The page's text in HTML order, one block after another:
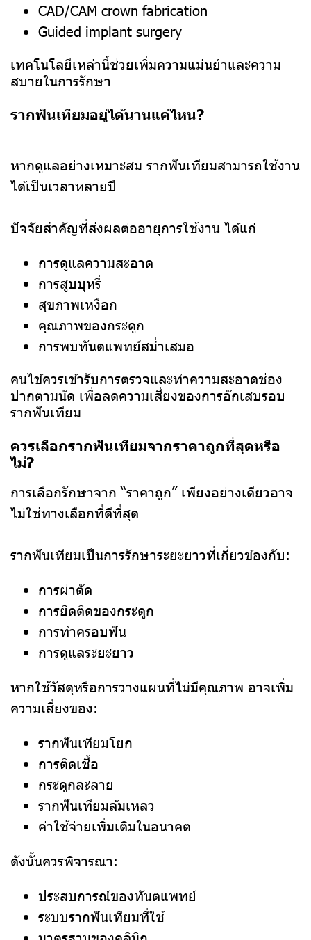
CAD/CAM crown fabrication
Guided implant surgery
เทคโนโลยีเหล่านี้ช่วยเพิ่มความแม่นยำและความ
สบายในการรักษา
รากฟันเทียมอยู่ได้นานแค่ไหน?
หากดูแลอย่างเหมาะสม รากฟันเทียมสามารถใช้งาน
ได้เป็นเวลาหลายปี
ปัจจัยสำคัญที่ส่งผลต่ออายุการใช้งาน ได้แก่
การดูแลความสะอาด
การสูบบุหรี่
สุขภาพเหงือก
คุณภาพของกระดูก
การพบทันตแพทย์สม่ำเสมอ
คนไข้ควรเข้ารับการตรวจและทำความสะอาดช่อง
ปากตามนัด เพื่อลดความเสี่ยงของการอักเสบรอบ
รากฟันเทียม
ควรเลือกรากฟันเทียมจากราคาถูกที่สุดหรือ
ไม่?
การเลือกรักษาจาก “ราคาถูก” เพียงอย่างเดียวอาจ
ไม่ใช่ทางเลือกที่ดีที่สุด
รากฟันเทียมเป็นการรักษาระยะยาวที่เกี่ยวข้องกับ:
การผ่าตัด
การยึดติดของกระดูก
การทำครอบฟัน
การดูแลระยะยาว
หากใช้วัสดุหรือการวางแผนที่ไม่มีคุณภาพ อาจเพิ่ม
ความเสี่ยงของ:
รากฟันเทียมโยก
การติดเชื้อ
กระดูกละลาย
รากฟันเทียมล้มเหลว
ค่าใช้จ่ายเพิ่มเติมในอนาคต
ดังนั้นควรพิจารณา:
ประสบการณ์ของทันตแพทย์
ระบบรากฟันเทียมที่ใช้